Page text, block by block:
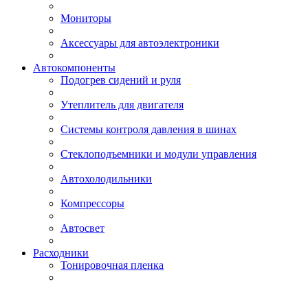
Мониторы
Аксессуары для автоэлектроники
Автокомпоненты
Подогрев сидений и руля
Утеплитель для двигателя
Системы контроля давления в шинах
Стеклоподъемники и модули управления
Автохолодильники
Компрессоры
Автосвет
Расходники
Тонировочная пленка